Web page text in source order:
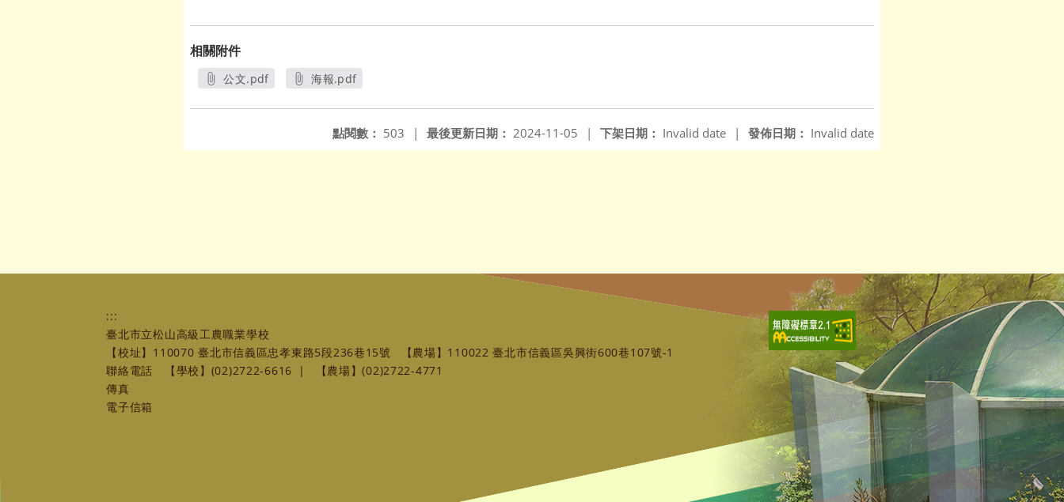
相關附件
公文.pdf
海報.pdf
發佈日期： Invalid date
下架日期： Invalid date |
最後更新日期： 2024-11-05 |
點閱數： 503 |
:::
臺北市立松山高級工農職業學校
【校址】110070 臺北市信義區忠孝東路5段236巷15號
【農場】110022 臺北市信義區吳興街600巷107號-1
聯絡電話
【學校】(02)2722-6616 |
【農場】(02)2722-4771
傳真
電子信箱